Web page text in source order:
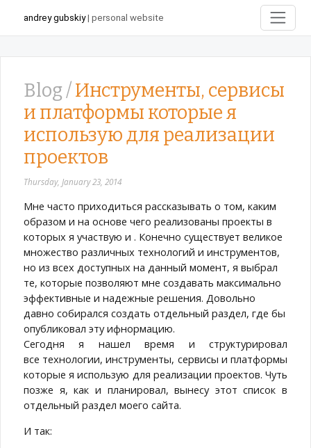
andrey gubskiy| personal website
Blog /Инструменты, сервисы
и платформы которые я
использую для реализации
проектов
Thursday, January 23, 2014
Мне часто приходиться рассказывать о том, каким
образом и на основе чего реализованы проекты в
которых я участвую и . Конечно существует великое
множество различных технологий и инструментов,
но из всех доступных на данный момент, я выбрал
те, которые позволяют мне создавать максимально
эффективные и надежные решения. Довольно
давно собирался создать отдельный раздел, где бы
опубликовал эту ифнормацию.
Сегодня я нашел время и структурировал
все технологии, инструменты, сервисы и платформы
которые я использую для реализации проектов. Чуть
позже я, как и планировал, вынесу этот список в
отдельный раздел моего сайта.
И так: